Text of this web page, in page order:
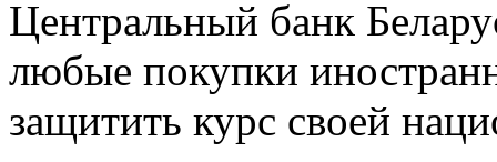
Центральный банк
любые покупки
защитить курс своей